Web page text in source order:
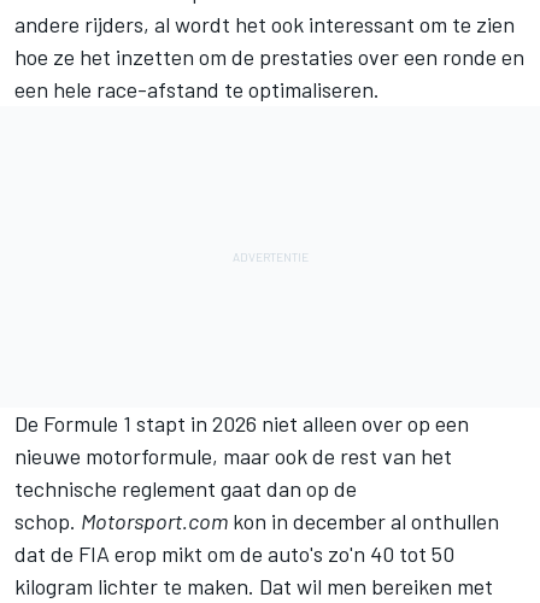
andere rijders, al wordt het ook interessant om te zien
hoe ze het inzetten om de prestaties over een ronde en
een hele race-afstand te optimaliseren.
De Formule 1 stapt in 2026 niet alleen over op een
nieuwe motorformule, maar ook de rest van het
technische reglement gaat dan op de
schop. Motorsport.com kon in december al onthullen
dat de FIA erop mikt om de auto's zo'n 40 tot 50
kilogram lichter te maken. Dat wil men bereiken met